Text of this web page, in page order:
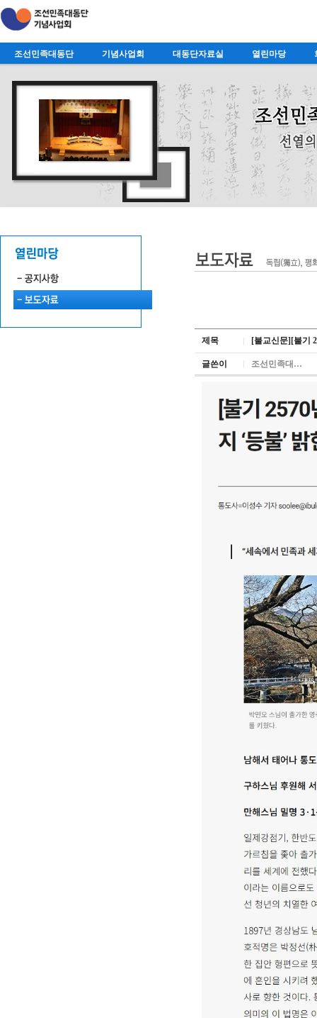
조선민족대동단 기념사업회 대동단자료실 열린마당
제목 [불교신문][불기
글쓴이 조선민족대…